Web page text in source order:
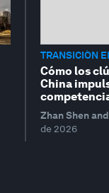
TRANSICIÓN
Cómo los
China
Zhan Shen
de 2026